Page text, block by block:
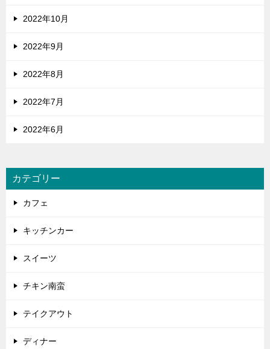
2022年10月
2022年9月
2022年8月
2022年7月
2022年6月
カテゴリー
カフェ
キッチンカー
スイーツ
チキン南蛮
テイクアウト
ディナー